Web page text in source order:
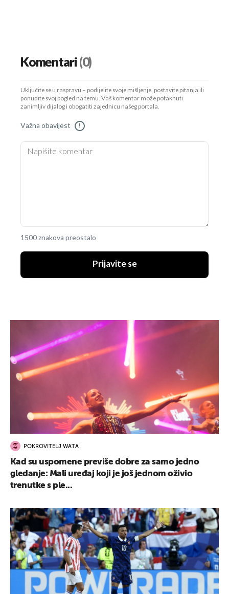
Komentari(0)
Uključite se u raspravu – podijelite svoje mišljenje, postavite pitanja ili
ponudite svoj pogled na temu. Vaš komentar može potaknuti
zanimljiv dijalog i obogatiti zajednicu našeg portala.
Važna obavijest !
1500 znakova preostalo
Prijavite se
POKROVITELJ WATA
Kad su uspomene previše dobre za samo jedno
gledanje: Mali uređaj koji je još jednom oživio
trenutke s ple...
UKLJUČITE NOTIFIKACIJE